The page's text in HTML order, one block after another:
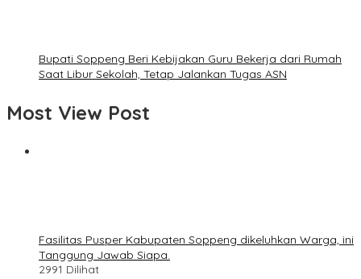
Bupati Soppeng Beri Kebijakan Guru Bekerja dari Rumah
Saat Libur Sekolah, Tetap Jalankan Tugas ASN
Most View Post
Fasilitas Pusper Kabupaten Soppeng dikeluhkan Warga, ini
Tanggung Jawab Siapa.
2991 Dilihat